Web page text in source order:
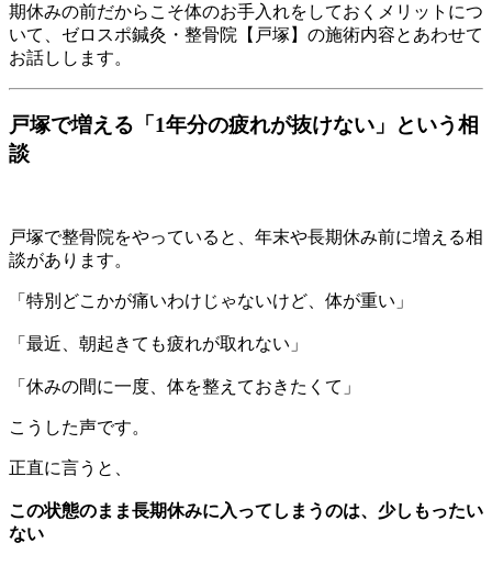
期休みの前だからこそ体のお手入れをしておくメリットにつ
いて、ゼロスポ鍼灸・整骨院【戸塚】の施術内容とあわせて
お話しします。
戸塚で増える「1年分の疲れが抜けない」という相
談
戸塚で整骨院をやっていると、年末や長期休み前に増える相
談があります。
「特別どこかが痛いわけじゃないけど、体が重い」
「最近、朝起きても疲れが取れない」
「休みの間に一度、体を整えておきたくて」
こうした声です。
正直に言うと、
この状態のまま長期休みに入ってしまうのは、少しもったい
ない